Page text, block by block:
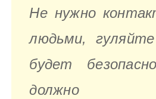
Не нужно
людьми,
будет
должно